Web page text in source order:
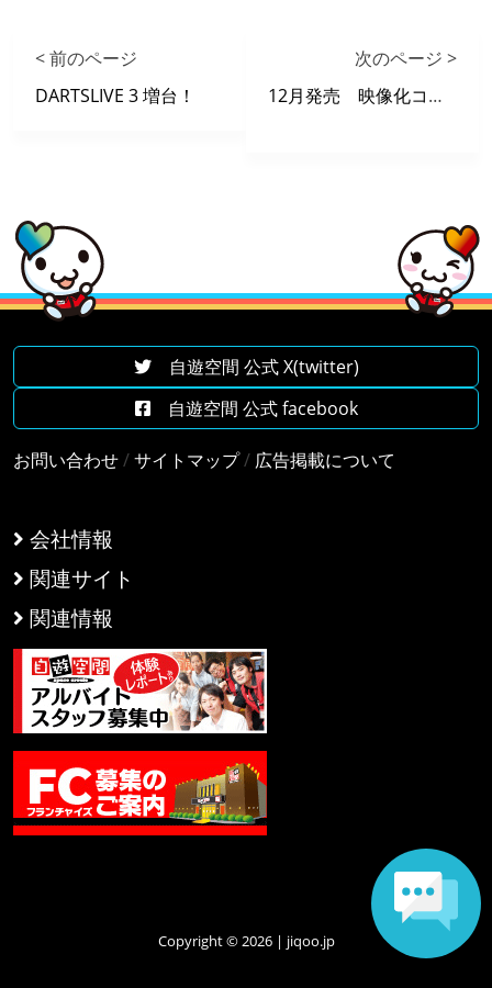
< 前のページ
DARTSLIVE 3 増台！
次のページ >
12月発売 映像化コミック
会社情報
関連サイト
関連情報
自遊空間 公式 X(twitter)
自遊空間 公式 facebook
お問い合わせ/サイトマップ/ 広告掲載について
Copyright © 2026 | jiqoo.jp